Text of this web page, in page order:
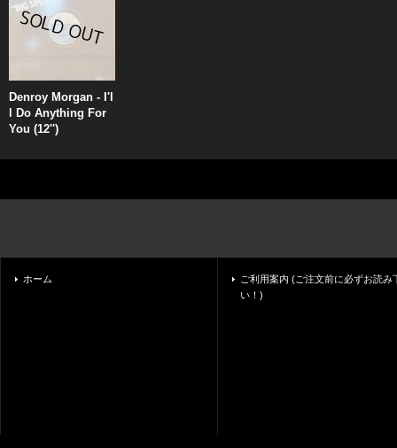
Denroy Morgan - I'l
l Do Anything For
You (12'')
ホーム
ご利用案内 (ご注文前に必ずお読み
い！)